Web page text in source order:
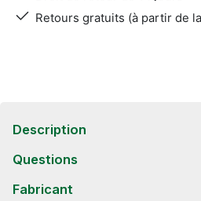
Retours gratuits (à partir de
Description
Questions
Fabricant